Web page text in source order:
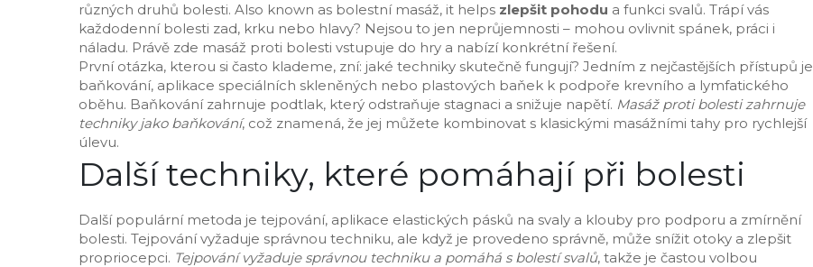
různých druhů bolesti. Also known as bolestní masáž, it helps zlepšit pohodu a funkci svalů. Trápí vás
každodenní bolesti zad, krku nebo hlavy? Nejsou to jen neprůjemnosti – mohou ovlivnit spánek, práci i
náladu. Právě zde masáž proti bolesti vstupuje do hry a nabízí konkrétní řešení.
První otázka, kterou si často klademe, zní: jaké techniky skutečně fungují? Jedním z nejčastějších přístupů je
baňkování, aplikace speciálních skleněných nebo plastových baňek k podpoře krevního a lymfatického
oběhu. Baňkování zahrnuje podtlak, který odstraňuje stagnaci a snižuje napětí. Masáž proti bolesti zahrnuje
techniky jako baňkování, což znamená, že jej můžete kombinovat s klasickými masážními tahy pro rychlejší
úlevu.
Další techniky, které pomáhají při bolesti
Další populární metoda je tejpování, aplikace elastických pásků na svaly a klouby pro podporu a zmírnění
bolesti. Tejpování vyžaduje správnou techniku, ale když je provedeno správně, může snížit otoky a zlepšit
propriocepci. Tejpování vyžaduje správnou techniku a pomáhá s bolestí svalů, takže je častou volbou